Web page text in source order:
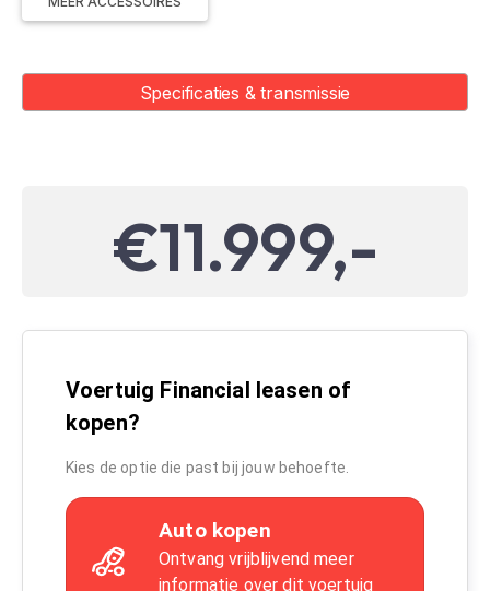
Specificaties & transmissie
€11.999,-